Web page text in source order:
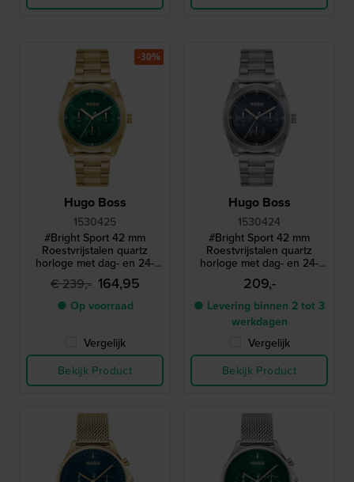
Hugo Boss
1530425
#Bright Sport 42 mm
Roestvrijstalen quartz
horloge met dag- en 24-
uurs wijzerplaat
€ 239,- 164,95
● Op voorraad
Vergelijk
Bekijk Product
-30%
Hugo Boss
1530424
#Bright Sport 42 mm
Roestvrijstalen quartz
horloge met dag- en 24-
uurs wijzerplaat
209,-
● Levering binnen 2 tot 3
werkdagen
Vergelijk
Bekijk Product